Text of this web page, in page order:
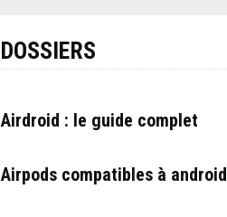
DOSSIERS
Airdroid : le guide complet
Airpods compatibles à android